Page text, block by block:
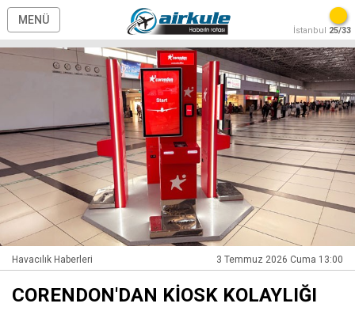
MENÜ
İstanbul 25/33
Havacılık Haberleri 3 Temmuz 2026 Cuma 13:00
CORENDON'DAN KİOSK KOLAYLIĞI